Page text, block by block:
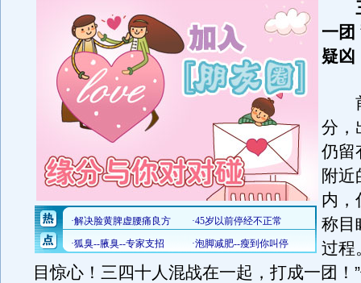
一团
疑凶
前
分，
仍留
附近
内，
称目
过程
目惊心！三四十人混战在一起，打成一团！